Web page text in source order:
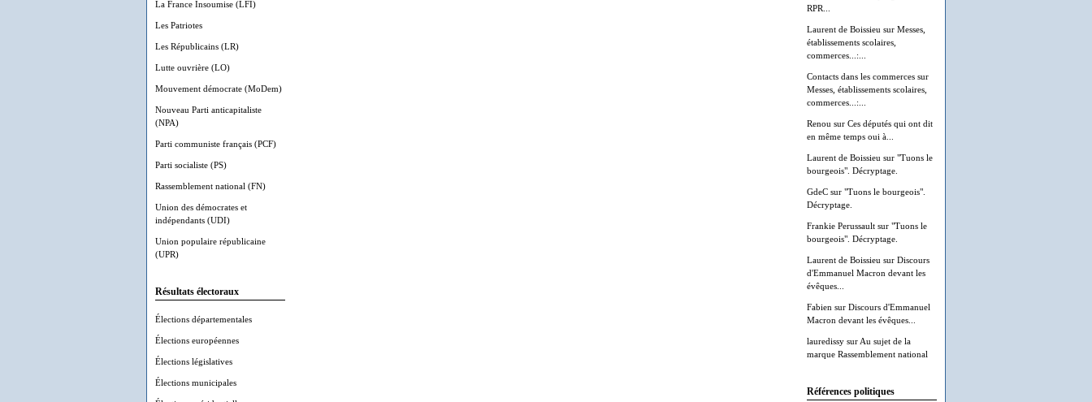
La France Insoumise (LFI)
Les Patriotes
Les Républicains (LR)
Lutte ouvrière (LO)
Mouvement démocrate (MoDem)
Nouveau Parti anticapitaliste
(NPA)
Parti communiste français (PCF)
Parti socialiste (PS)
Rassemblement national (FN)
Union des démocrates et
indépendants (UDI)
Union populaire républicaine
(UPR)
Résultats électoraux
Élections départementales
Élections européennes
Élections législatives
Élections municipales
RPR...
Laurent de Boissieu sur Messes,
établissements scolaires,
commerces...:...
Contacts dans les commerces sur
Messes, établissements scolaires,
commerces...:...
Renou sur Ces députés qui ont dit
en même temps oui à...
Laurent de Boissieu sur "Tuons le
bourgeois". Décryptage.
GdeC sur "Tuons le bourgeois".
Décryptage.
Frankie Perussault sur "Tuons le
bourgeois". Décryptage.
Laurent de Boissieu sur Discours
d'Emmanuel Macron devant les
évêques...
Fabien sur Discours d'Emmanuel
Macron devant les évêques...
lauredissy sur Au sujet de la
marque Rassemblement national
Références politiques